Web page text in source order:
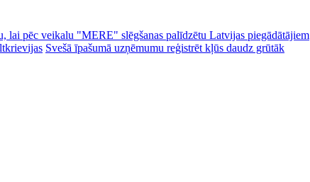
lai pēc veikalu "MERE" slēgšanas palīdzētu Latvijas piegādātājiem
Svešā īpašumā uzņēmumu reģistrēt kļūs daudz grūtāk